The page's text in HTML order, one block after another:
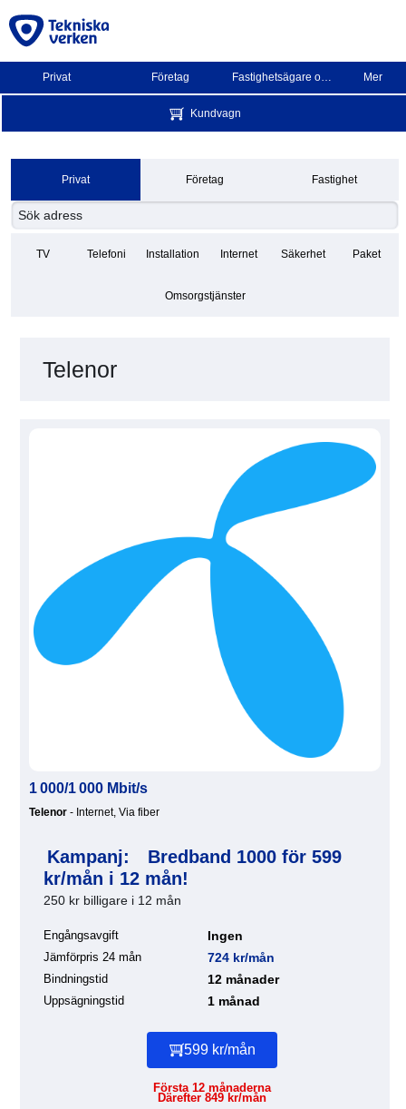
Privat Företag Fastighetsägare och BRF Mer
Kundvagn
Privat Företag Fastighet
TV Telefoni Installation Internet Säkerhet Paket
Omsorgstjänster
Telenor
1 000/1 000 Mbit/s
Telenor - Internet, Via fiber
Kampanj:
Bredband 1000 för 599
kr/mån i 12 mån!
250 kr billigare i 12 mån
Engångsavgift Ingen
Jämförpris 24 mån 724 kr/mån
Bindningstid 12 månader
Uppsägningstid 1 månad
599 kr/mån
Första 12 månaderna
Därefter 849 kr/mån